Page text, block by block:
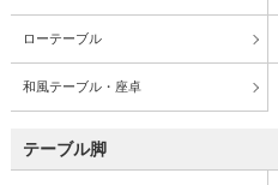
ローテーブル
和風テーブル・座卓
テーブル脚